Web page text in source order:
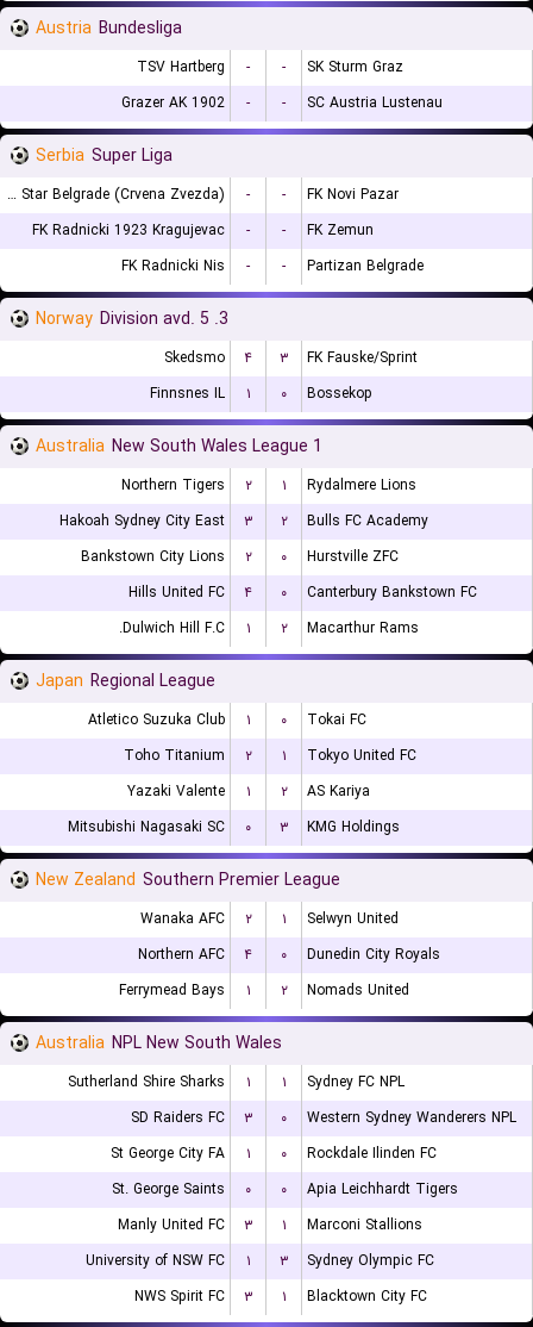
Austria Bundesliga
TSV Hartberg - -
SK Sturm Graz
Grazer AK 1902
- - SC Austria Lustenau
Serbia Super Liga
FK Red Star Belgrade (Crvena Zvezda) - -
FK Novi Pazar
FK Radnicki 1923 Kragujevac
- -
FK Zemun
FK Radnicki Nis
- - Partizan Belgrade
Norway 3. Division avd. 5
Skedsmo ۴ ۳
FK Fauske/Sprint
Finnsnes IL
۱ ۰ Bossekop
Australia New South Wales League 1
Northern Tigers ۲ ۱
Rydalmere Lions
Hakoah Sydney City East
۳ ۲
Bulls FC Academy
Bankstown City Lions
۲ ۰
Hurstville ZFC
Hills United FC
۴ ۰
Canterbury Bankstown FC
Dulwich Hill F.C.
۱ ۲ Macarthur Rams
Japan Regional League
Atletico Suzuka Club ۱ ۰
Tokai FC
Toho Titanium
۲ ۱
Tokyo United FC
Yazaki Valente
۱ ۲
AS Kariya
Mitsubishi Nagasaki SC
۰ ۳ KMG Holdings
New Zealand Southern Premier League
Wanaka AFC ۲ ۱
Selwyn United
Northern AFC
۴ ۰
Dunedin City Royals
Ferrymead Bays
۱ ۲ Nomads United
Australia NPL New South Wales
Sutherland Shire Sharks ۱ ۱
Sydney FC NPL
SD Raiders FC
۳ ۰
Western Sydney Wanderers NPL
St George City FA
۱ ۰
Rockdale Ilinden FC
St. George Saints
۰ ۰
Apia Leichhardt Tigers
Manly United FC
۳ ۱
Marconi Stallions
University of NSW FC
۱ ۳
Sydney Olympic FC
NWS Spirit FC
۳ ۱ Blacktown City FC